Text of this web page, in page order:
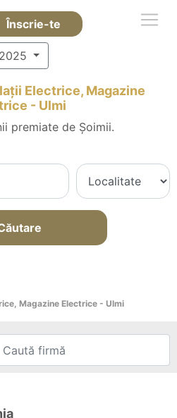
Înscrie-te
2025
Electrice, Magazine
- Ulmi
premiate de Șoimii.
Magazine Electrice - Ulmi